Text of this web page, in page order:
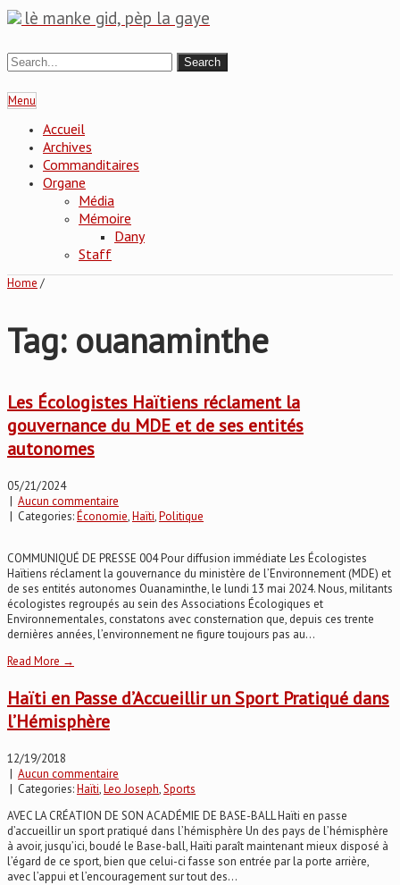
lè manke gid, pèp la gaye
Menu
Accueil
Archives
Commanditaires
Organe
Média
Mémoire
Dany
Staff
Home /
Tag: ouanaminthe
Les Écologistes Haïtiens réclament la
gouvernance du MDE et de ses entités
autonomes
05/21/2024
| Aucun commentaire
| Categories:Économie,Haïti,Politique
COMMUNIQUÉ DE PRESSE 004 Pour diffusion immédiate Les Écologistes
Haïtiens réclament la gouvernance du ministère de l’Environnement (MDE) et
de ses entités autonomes Ouanaminthe, le lundi 13 mai 2024. Nous, militants
écologistes regroupés au sein des Associations Écologiques et
Environnementales, constatons avec consternation que, depuis ces trente
dernières années, l’environnement ne figure toujours pas au...
Read More →
Haïti en Passe d’Accueillir un Sport Pratiqué dans
l’Hémisphère
12/19/2018
| Aucun commentaire
| Categories:Haïti,Leo Joseph,Sports
AVEC LA CRÉATION DE SON ACADÉMIE DE BASE-BALL Haïti en passe
d’accueillir un sport pratiqué dans l’hémisphère Un des pays de l’hémisphère
à avoir, jusqu’ici, boudé le Base-ball, Haïti paraît maintenant mieux disposé à
l’égard de ce sport, bien que celui-ci fasse son entrée par la porte arrière,
avec l’appui et l’encouragement sur tout des...